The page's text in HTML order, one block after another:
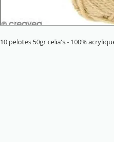
10 pelotes 50gr celia's - 100%